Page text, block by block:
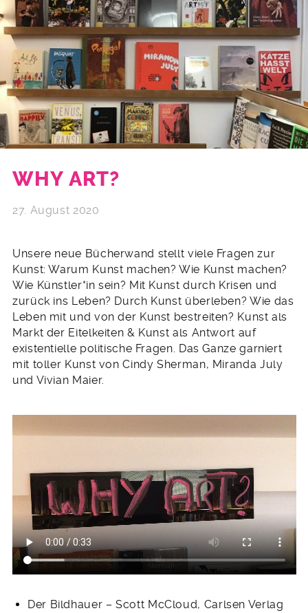
WHY ART?
27. August 2020
Unsere neue Bücherwand stellt viele Fragen zur
Kunst: Warum Kunst machen? Wie Kunst machen?
Wie Künstler*in sein? Mit Kunst durch Krisen und
zurück ins Leben? Durch Kunst überleben? Wie das
Leben mit und von der Kunst bestreiten? Kunst als
Markt der Eitelkeiten & Kunst als Antwort auf
existentielle politische Fragen. Das Ganze garniert
mit toller Kunst von Cindy Sherman, Miranda July
und Vivian Maier.
Der Bildhauer – Scott McCloud, Carlsen Verlag